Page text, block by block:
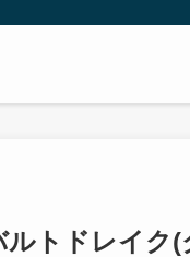
ルトドレイク